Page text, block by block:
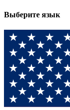
Выберите язык